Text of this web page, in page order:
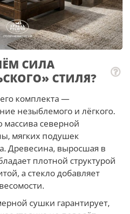
СИЛА
СТИЛЯ?
комплекта —
незыблемого и лёгкого.
массива северной
мягких подушек
Древесина, выросшая в
плотной структурой
а стекло добавляет
сушки гарантирует,